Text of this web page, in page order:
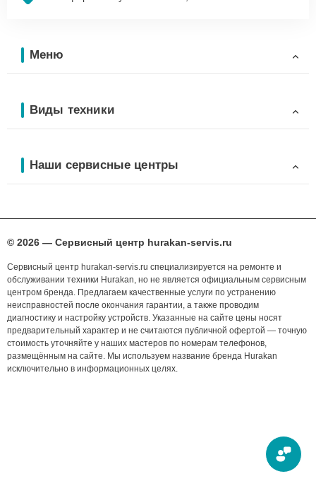
Меню
Виды техники
Наши сервисные центры
© 2026 — Сервисный центр hurakan-servis.ru
Сервисный центр hurakan-servis.ru специализируется на ремонте и
обслуживании техники Hurakan, но не является официальным сервисным
центром бренда. Предлагаем качественные услуги по устранению
неисправностей после окончания гарантии, а также проводим
диагностику и настройку устройств. Указанные на сайте цены носят
предварительный характер и не считаются публичной офертой — точную
стоимость уточняйте у наших мастеров по номерам телефонов,
размещённым на сайте. Мы используем название бренда Hurakan
исключительно в информационных целях.